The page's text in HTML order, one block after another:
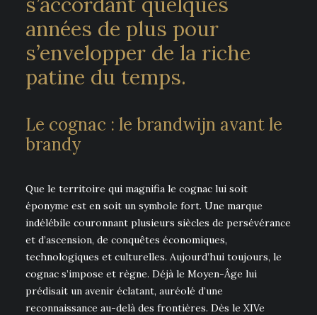
années de plus pour
s’envelopper de la riche
patine du temps.
Le cognac : le brandwijn avant le
brandy
Que le territoire qui magnifia le cognac lui soit
éponyme est en soit un symbole fort. Une marque
indélébile couronnant plusieurs siècles de persévérance
et d’ascension, de conquêtes économiques,
technologiques et culturelles. Aujourd’hui toujours, le
cognac s’impose et règne. Déjà le Moyen-Âge lui
prédisait un avenir éclatant, auréolé d’une
reconnaissance au-delà des frontières. Dès le XIVe